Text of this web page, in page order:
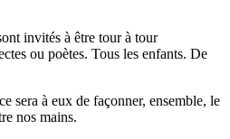
invités à être tour à tour
ou poètes. Tous les enfants. De
sera à eux de façonner, ensemble, le
nos mains.